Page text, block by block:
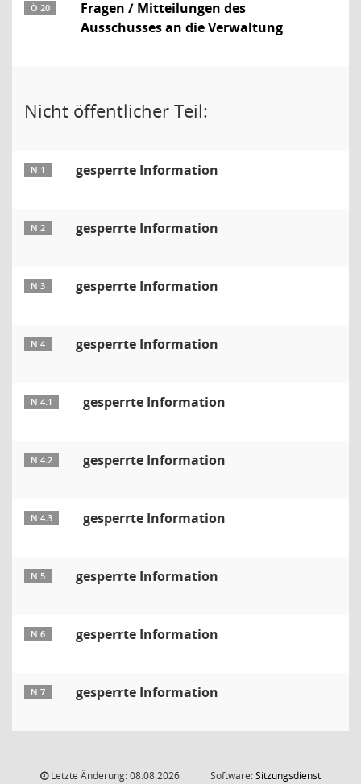
Ö 20
Fragen / Mitteilungen des
Ausschusses an die Verwaltung
Nicht öffentlicher Teil:
N 1 gesperrte Information
N 2 gesperrte Information
N 3 gesperrte Information
N 4 gesperrte Information
N 4.1 gesperrte Information
N 4.2 gesperrte Information
N 4.3 gesperrte Information
N 5 gesperrte Information
N 6 gesperrte Information
N 7 gesperrte Information
Letzte Änderung: 08.08.2026
Software:Sitzungsdienst